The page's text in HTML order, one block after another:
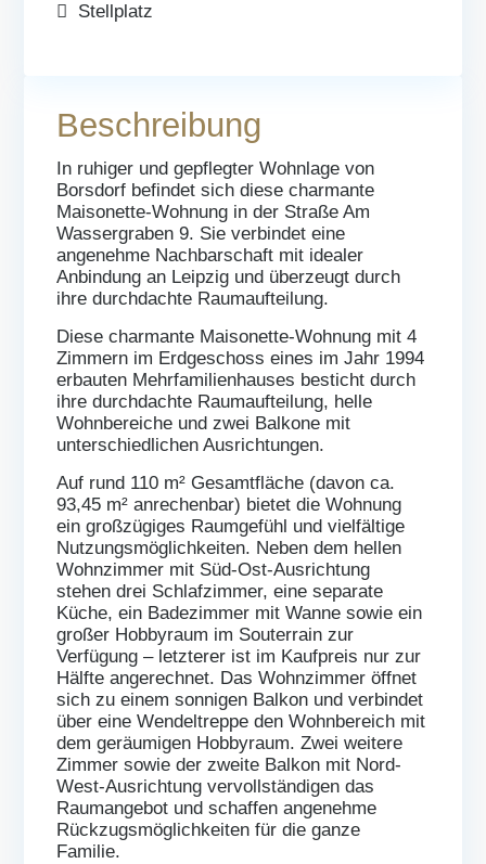
Beschreibung
In ruhiger und gepflegter Wohnlage von
Borsdorf befindet sich diese charmante
Maisonette-Wohnung in der Straße Am
Wassergraben 9. Sie verbindet eine
angenehme Nachbarschaft mit idealer
Anbindung an Leipzig und überzeugt durch
ihre durchdachte Raumaufteilung.
Diese charmante Maisonette-Wohnung mit 4
Zimmern im Erdgeschoss eines im Jahr 1994
erbauten Mehrfamilienhauses besticht durch
ihre durchdachte Raumaufteilung, helle
Wohnbereiche und zwei Balkone mit
unterschiedlichen Ausrichtungen.
Auf rund 110 m² Gesamtfläche (davon ca.
93,45 m² anrechenbar) bietet die Wohnung
ein großzügiges Raumgefühl und vielfältige
Nutzungsmöglichkeiten. Neben dem hellen
Wohnzimmer mit Süd-Ost-Ausrichtung
stehen drei Schlafzimmer, eine separate
Küche, ein Badezimmer mit Wanne sowie ein
großer Hobbyraum im Souterrain zur
Verfügung – letzterer ist im Kaufpreis nur zur
Hälfte angerechnet. Das Wohnzimmer öffnet
sich zu einem sonnigen Balkon und verbindet
über eine Wendeltreppe den Wohnbereich mit
dem geräumigen Hobbyraum. Zwei weitere
Zimmer sowie der zweite Balkon mit Nord-
West-Ausrichtung vervollständigen das
Raumangebot und schaffen angenehme
Rückzugsmöglichkeiten für die ganze
Familie.
Stellplatz